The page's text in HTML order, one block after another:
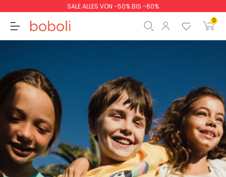
SALE ALLES VON -50% BIS -60%
0
Zwischensumme 0,00 €
Gesamtbetrag 0,00 €
weiter Start der Bestellung